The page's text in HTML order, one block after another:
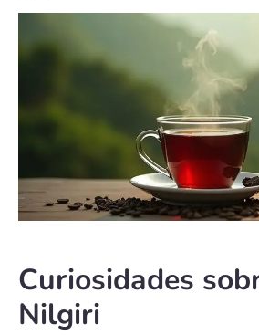
Curiosidades
Nilgiri